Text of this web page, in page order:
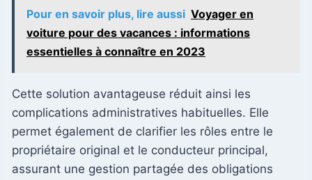
Pour en savoir plus, lire aussi Voyager en
voiture pour des vacances : informations
essentielles à connaître en 2023
Cette solution avantageuse réduit ainsi les
complications administratives habituelles. Elle
permet également de clarifier les rôles entre le
propriétaire original et le conducteur principal,
assurant une gestion partagée des obligations